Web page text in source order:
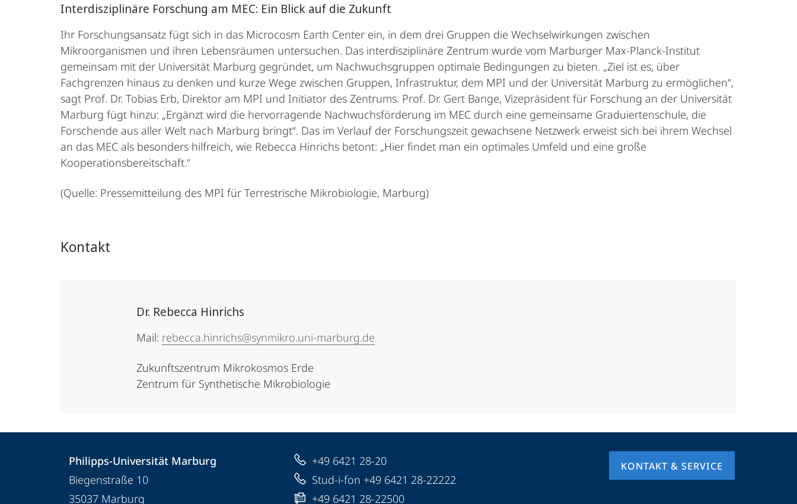
Interdisziplinäre Forschung am MEC: Ein Blick auf die Zukunft
Ihr Forschungsansatz fügt sich in das Microcosm Earth Center ein, in dem drei Gruppen die Wechselwirkungen zwischen
Mikroorganismen und ihren Lebensräumen untersuchen. Das interdisziplinäre Zentrum wurde vom Marburger Max-Planck-Institut
gemeinsam mit der Universität Marburg gegründet, um Nachwuchsgruppen optimale Bedingungen zu bieten. „Ziel ist es, über
Fachgrenzen hinaus zu denken und kurze Wege zwischen Gruppen, Infrastruktur, dem MPI und der Universität Marburg zu ermöglichen“,
sagt Prof. Dr. Tobias Erb, Direktor am MPI und Initiator des Zentrums. Prof. Dr. Gert Bange, Vizepräsident für Forschung an der Universität
Marburg fügt hinzu: „Ergänzt wird die hervorragende Nachwuchsförderung im MEC durch eine gemeinsame Graduiertenschule, die
Forschende aus aller Welt nach Marburg bringt“. Das im Verlauf der Forschungszeit gewachsene Netzwerk erweist sich bei ihrem Wechsel
an das MEC als besonders hilfreich, wie Rebecca Hinrichs betont: „Hier findet man ein optimales Umfeld und eine große
Kooperationsbereitschaft.“
(Quelle: Pressemitteilung des MPI für Terrestrische Mikrobiologie, Marburg)
Kontakt
Dr. Rebecca Hinrichs
Mail: rebecca.hinrichs@synmikro.uni-marburg.de
Zukunftszentrum Mikrokosmos Erde
Zentrum für Synthetische Mikrobiologie
Informationen
Kontaktinformationen
Philipps-
Universität
Philipps-Universität Marburg
Biegenstraße 10
35037 Marburg
+49 6421 28-20
Stud-i-fon +49 6421 28-22222
+49 6421 28-22500
KONTAKT & SERVICE